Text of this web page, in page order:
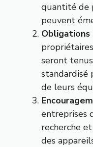
quantité de
peuvent
Obligations
seront
standardisé
de leurs
entreprises
recherche
des